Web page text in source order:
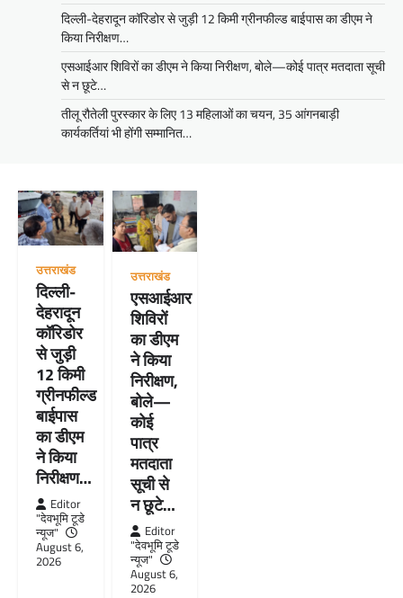
दिल्ली-देहरादून कॉरिडोर से जुड़ी 12 किमी ग्रीनफील्ड बाईपास का डीएम ने
किया निरीक्षण…
एसआईआर शिविरों का डीएम ने किया निरीक्षण, बोले—कोई पात्र मतदाता सूची
से न छूटे…
तीलू रौतेली पुरस्कार के लिए 13 महिलाओं का चयन, 35 आंगनबाड़ी
कार्यकर्तियां भी होंगी सम्मानित…
उत्तराखंड
दिल्ली-
देहरादून
कॉरिडोर
से जुड़ी
12 किमी
ग्रीनफील्ड
बाईपास
का डीएम
ने किया
निरीक्षण…
Editor
"देवभूमि टूडे
न्यूज"
August 6,
2026
उत्तराखंड
एसआईआर
शिविरों
का डीएम
ने किया
निरीक्षण,
बोले—
कोई
पात्र
मतदाता
सूची से
न छूटे…
Editor
"देवभूमि टूडे
न्यूज"
August 6,
2026